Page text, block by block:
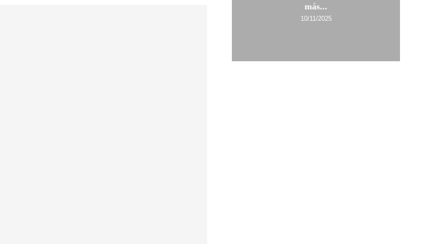
más...
10/11/2025